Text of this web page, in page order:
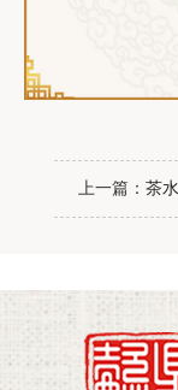
上一篇： 茶